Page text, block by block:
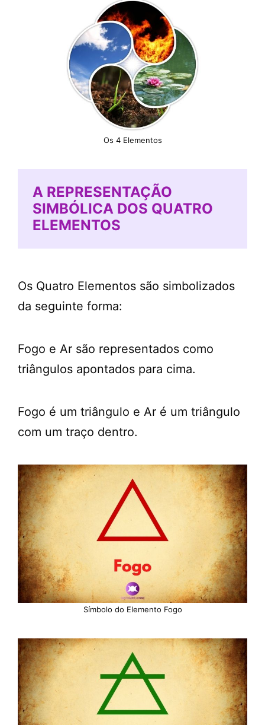
Os 4 Elementos
A REPRESENTAÇÃO
SIMBÓLICA DOS QUATRO
ELEMENTOS
Os Quatro Elementos são simbolizados
da seguinte forma:
Fogo e Ar são representados como
triângulos apontados para cima.
Fogo é um triângulo e Ar é um triângulo
com um traço dentro.
Símbolo do Elemento Fogo